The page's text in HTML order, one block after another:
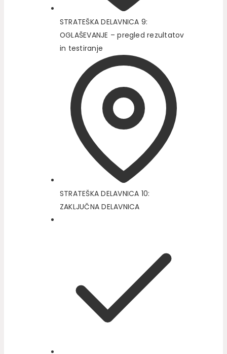
STRATEŠKA DELAVNICA 9:
OGLAŠEVANJE – pregled rezultatov
in testiranje
STRATEŠKA DELAVNICA 10:
ZAKLJUČNA DELAVNICA